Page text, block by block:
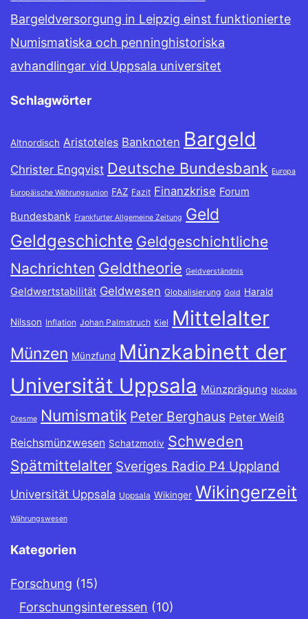
Bargeldversorgung in Leipzig einst funktionierte
Numismatiska och penninghistoriska
avhandlingar vid Uppsala universitet
Schlagwörter
Altnordisch Aristoteles Banknoten Bargeld
Christer Engqvist Deutsche Bundesbank Europa
Europäische Währungsunion FAZ Fazit Finanzkrise Forum
Bundesbank Frankfurter Allgemeine Zeitung Geld
Geldgeschichte Geldgeschichtliche
Nachrichten Geldtheorie Geldverständnis
Geldwertstabilität Geldwesen Globalisierung Gold Harald
Nilsson Inflation Johan Palmstruch Kiel Mittelalter
Münzen Münzfund Münzkabinett der
Universität Uppsala Münzprägung Nicolas
Oresme Numismatik Peter Berghaus Peter Weiß
Reichsmünzwesen Schatzmotiv Schweden
Spätmittelalter Sveriges Radio P4 Uppland
Universität Uppsala Uppsala Wikinger Wikingerzeit
Währungswesen
Kategorien
Forschung (15)
Forschungsinteressen (10)